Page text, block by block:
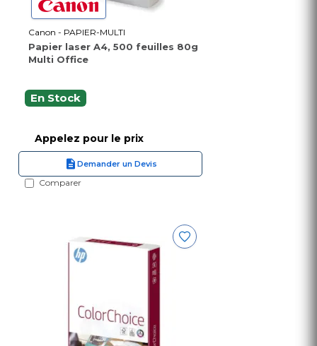
Canon - PAPIER-MULTI
Papier laser A4, 500 feuilles 80g
Multi Office
En Stock
Appelez pour le prix
Demander un Devis
Comparer